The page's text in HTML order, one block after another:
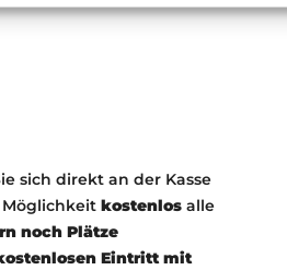
sich direkt an der Kasse
kostenlos alle
noch Plätze
Eintritt mit